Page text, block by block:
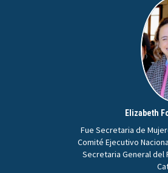
Elizabeth
Fue Secretaria de
Comité Ejecutivo
Secretaria General del